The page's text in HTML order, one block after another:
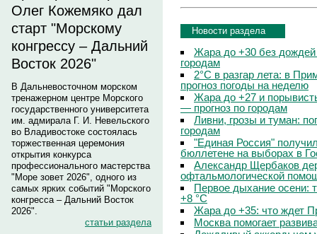
Олег Кожемяко дал
старт "Морскому
конгрессу – Дальний
Восток 2026"
В Дальневосточном морском
тренажерном центре Морского
государственного университета
им. адмирала Г. И. Невельского
во Владивостоке состоялась
торжественная церемония
открытия конкурса
профессионального мастерства
"Море зовет 2026", одного из
самых ярких событий "Морского
конгресса – Дальний Восток
2026".
статьи раздела
Новости раздела
Жара до +30 без
городам
2°C в разгар лета: в
прогноз погоды на неделю
Жара до +27 и
— прогноз по городам
Ливни, грозы и туман:
городам
"Единая Россия"
бюллетене на выборах в
Александр Щербаков
офтальмологической
Первое дыхание осени:
+8 °C
Жара до +35: что ждет
Москва помогает